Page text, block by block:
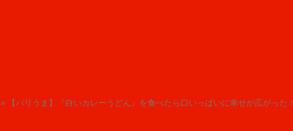
» 【バリうま】『白いカレーうどん』を食べたら口いっぱいに幸せが広がった！ やわらか麺が良い働きしと～ / 福岡空港内「博多やりうどん 別邸」